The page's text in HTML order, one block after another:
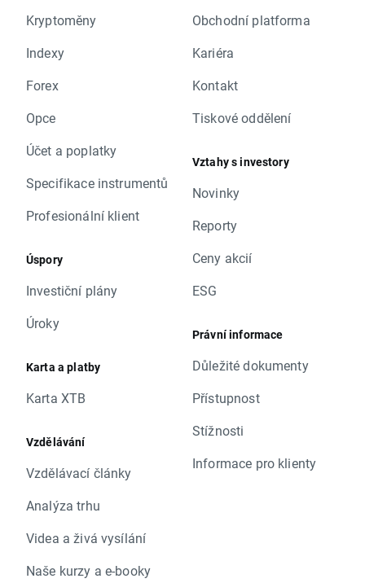
Kryptoměny
Indexy
Forex
Opce
Účet a poplatky
Specifikace instrumentů
Profesionální klient
Úspory
Investiční plány
Úroky
Karta a platby
Karta XTB
Vzdělávání
Vzdělávací články
Analýza trhu
Videa a živá vysílání
Naše kurzy a e-booky
Obchodní platforma
Kariéra
Kontakt
Tiskové oddělení
Vztahy s investory
Novinky
Reporty
Ceny akcií
ESG
Právní informace
Důležité dokumenty
Přístupnost
Stížnosti
Informace pro klienty